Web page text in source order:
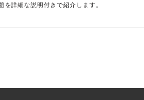
を詳細な説明付きで紹介します。